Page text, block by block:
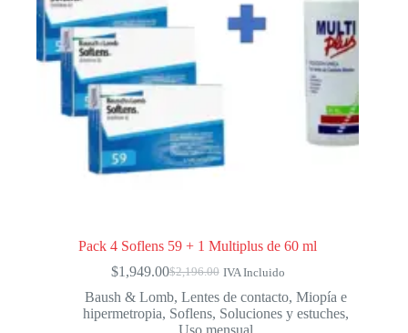
página
producto
Pack 4 Soflens 59 + 1 Multiplus de 60 ml
$2,196.00
El
precio
original
era:
$1,949.00El
precio
actual
es:
IVA Incluido
Baush & Lomb,Lentes de contacto,Miopía e
hipermetropia, Soflens, Soluciones y estuches,